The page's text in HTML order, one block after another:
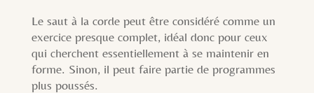
Le saut à la corde peut être considéré comme un
exercice presque complet, idéal donc pour ceux
qui cherchent essentiellement à se maintenir en
forme. Sinon, il peut faire partie de programmes
plus poussés.